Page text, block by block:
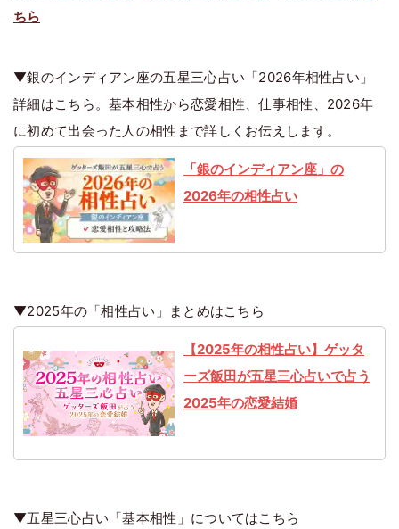
ちら
▼銀のインディアン座の五星三心占い「2026年相性占い」
詳細はこちら。基本相性から恋愛相性、仕事相性、2026年
に初めて出会った人の相性まで詳しくお伝えします。
「銀のインディアン座」の
2026年の相性占い
▼2025年の「相性占い」まとめはこちら
【2025年の相性占い】ゲッタ
ーズ飯田が五星三心占いで占う
2025年の恋愛結婚
▼五星三心占い「基本相性」についてはこちら